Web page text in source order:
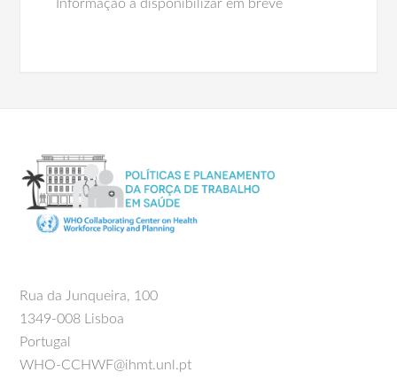
Informação a disponibilizar em breve
Rua da Junqueira, 100
1349-008 Lisboa
Portugal
WHO-CCHWF@ihmt.unl.pt